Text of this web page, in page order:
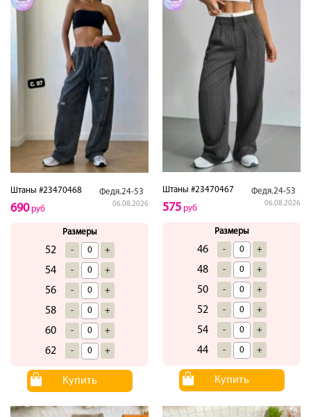
Штаны #23470468 Федя.24-53
06.08.2026
690руб
Размеры
52 - +
54 - +
56 - +
58 - +
60 - +
62 - +
Купить
Штаны #23470467 Федя.24-53
06.08.2026
575 руб
Размеры
46 - +
48 - +
50 - +
52 - +
54 - +
44 - +
Купить